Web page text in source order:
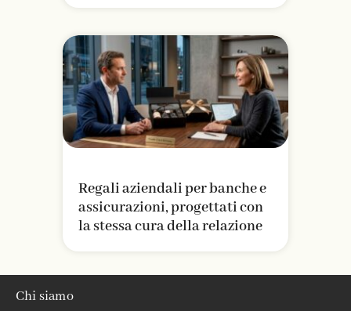
Regali aziendali per banche e
assicurazioni, progettati con
la stessa cura della relazione
Chi siamo